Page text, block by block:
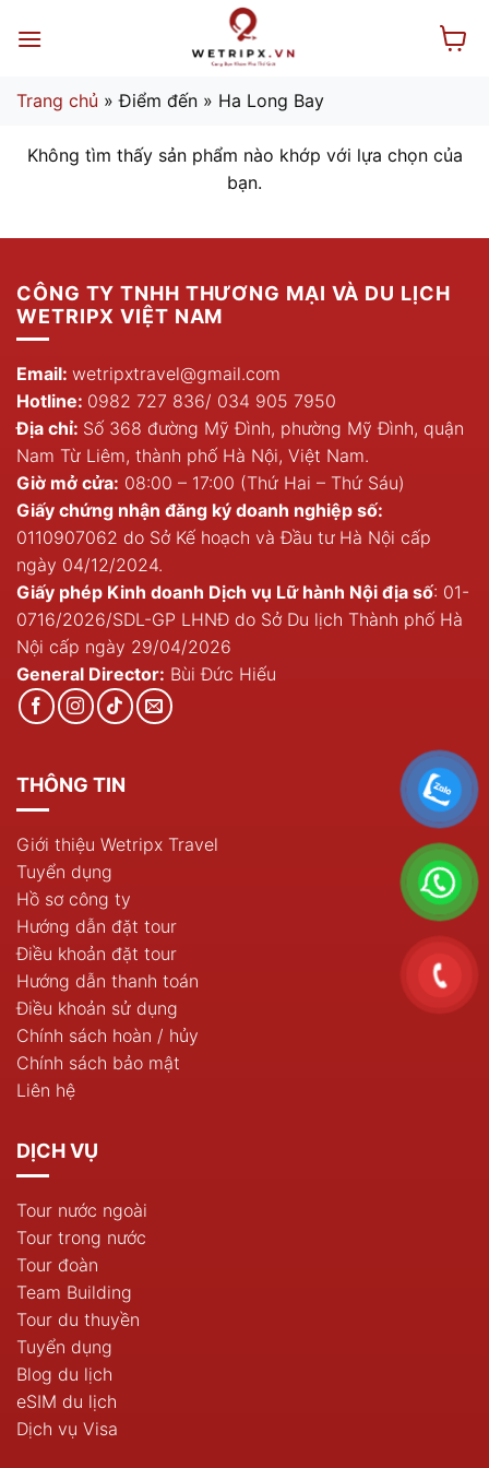
qua
dung
Trang chủ »Điểm đến » Ha Long Bay
Không tìm thấy sản phẩm nào khớp với lựa chọn của
bạn.
CÔNG TY TNHH THƯƠNG MẠI VÀ DU LỊCH
WETRIPX VIỆT NAM
Email: wetripxtravel@gmail.com
Hotline: 0982 727 836/ 034 905 7950
Địa chỉ: Số 368 đường Mỹ Đình, phường Mỹ Đình, quận
Nam Từ Liêm, thành phố Hà Nội, Việt Nam.
Giờ mở cửa: 08:00 – 17:00 (Thứ Hai – Thứ Sáu)
Giấy chứng nhận đăng ký doanh nghiệp số:
0110907062 do Sở Kế hoạch và Đầu tư Hà Nội cấp
ngày 04/12/2024.
Giấy phép Kinh doanh Dịch vụ Lữ hành Nội địa số: 01-
0716/2026/SDL-GP LHNĐ do Sở Du lịch Thành phố Hà
Nội cấp ngày 29/04/2026
General Director: Bùi Đức Hiếu
THÔNG TIN
Giới thiệu Wetripx Travel
Tuyển dụng
Hồ sơ công ty
Hướng dẫn đặt tour
Điều khoản đặt tour
Hướng dẫn thanh toán
Điều khoản sử dụng
Chính sách hoàn / hủy
Chính sách bảo mật
Liên hệ
DỊCH VỤ
Tour nước ngoài
Tour trong nước
Tour đoàn
Team Building
Tour du thuyền
Tuyển dụng
Blog du lịch
eSIM du lịch
Dịch vụ Visa